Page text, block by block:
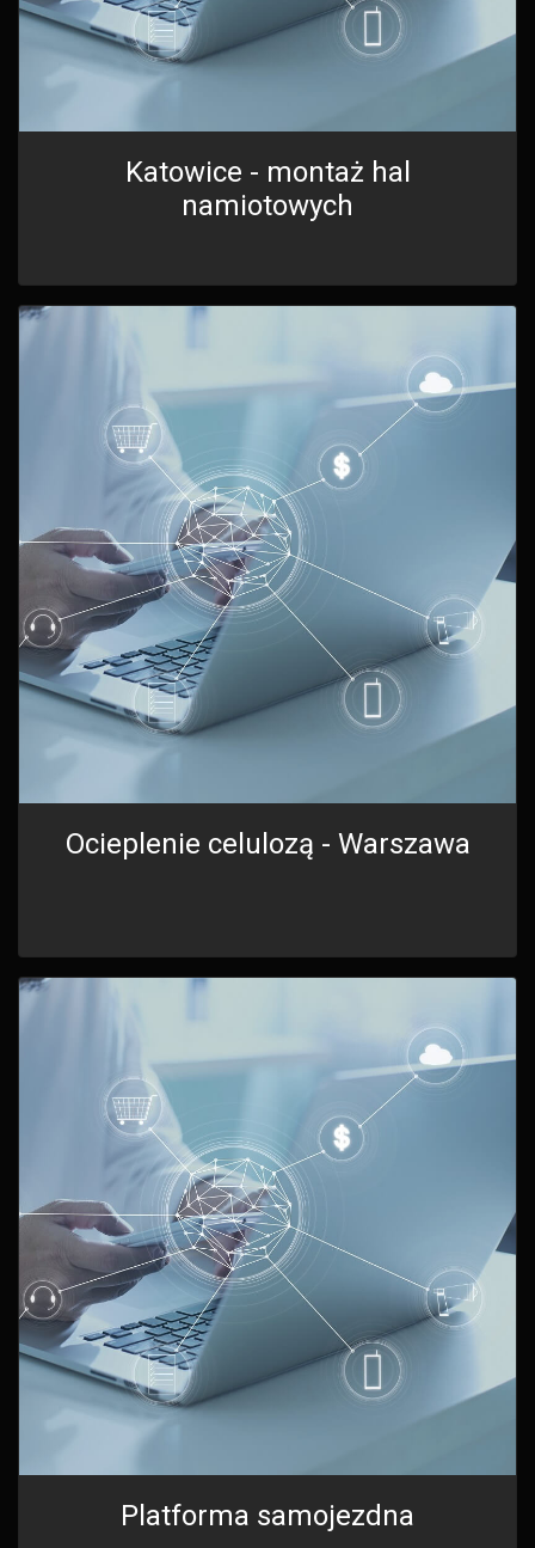
Katowice - montaż hal
namiotowych
Ocieplenie celulozą - Warszawa
Platforma samojezdna